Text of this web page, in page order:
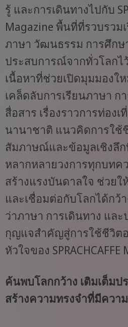
รู้ และการเดินทางไปกับ
Magazine พื้นที่ที่รวบรวม
ภาษา วัฒนธรรม การศึกษ
ประสบการณ์จากทั่วโลกไ
เนื้อหาที่ช่วยเปิดมุมมองใ
เคล็ดลับการเรียนภาษา
สื่อสาร เรื่องราวการท่อง
นานาชาติ แนวคิดการใช้
สัมภาษณ์และข้อมูลเชิงลึ
หลากหลายวงการทุกบทค
สร้างแรงบันดาลใจ ช่วย
และเชื่อมต่อกับโลกได้กว้า
ว่าภาษา การเดินทาง แล
กุญแจสำคัญสู่การใช้ชีวิต
หัวใจของ SPRACHCAFFE
ค้นพบโลกกว้าง เติมเต็ม
สร้างความทรงจำที่มีคว